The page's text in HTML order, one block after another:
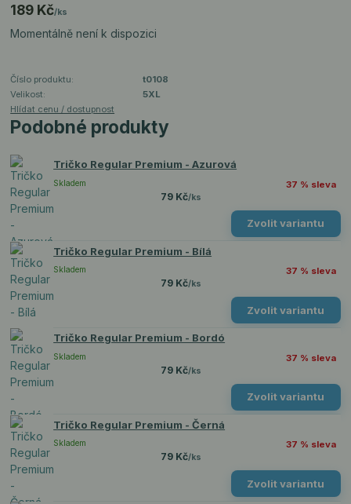
189 Kč/ks
Momentálně není k dispozici
Číslo produktu:
t0108
Velikost:
5XL
Hlídat cenu / dostupnost
Podobné produkty
Tričko Regular Premium - Azurová
37 % sleva
79 Kč/ks
Skladem
Zvolit variantu
Tričko Regular Premium - Bílá
37 % sleva
79 Kč/ks
Skladem
Zvolit variantu
Tričko Regular Premium - Bordó
37 % sleva
79 Kč/ks
Skladem
Zvolit variantu
Tričko Regular Premium - Černá
37 % sleva
79 Kč/ks
Skladem
Zvolit variantu